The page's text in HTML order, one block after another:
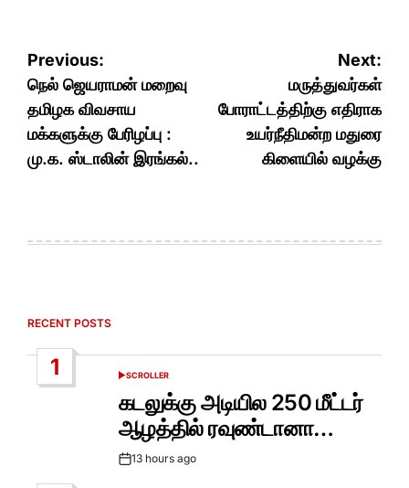
Post
navigation
Previous:
நெல் ஜெயராமன் மறைவு
தமிழக விவசாய
மக்களுக்கு பேரிழப்பு :
மு.க. ஸ்டாலின் இரங்கல்..
Next:
மருத்துவர்கள்
போராட்டத்திற்கு எதிராக
உயர்நீதிமன்ற மதுரை
கிளையில் வழக்கு
RECENT POSTS
1
POSTED
SCROLLER
கடலுக்கு அடியில 250 மீட்டர்
ஆழத்தில் ரவுண்டானா…
Post13 hours ago